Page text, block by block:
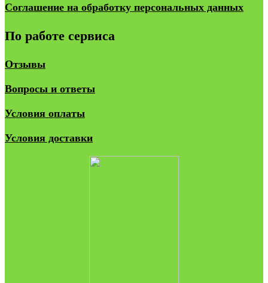
Соглашение на обработку персональных данных
По работе сервиса
Отзывы
Вопросы и ответы
Условия оплаты
Условия доставки